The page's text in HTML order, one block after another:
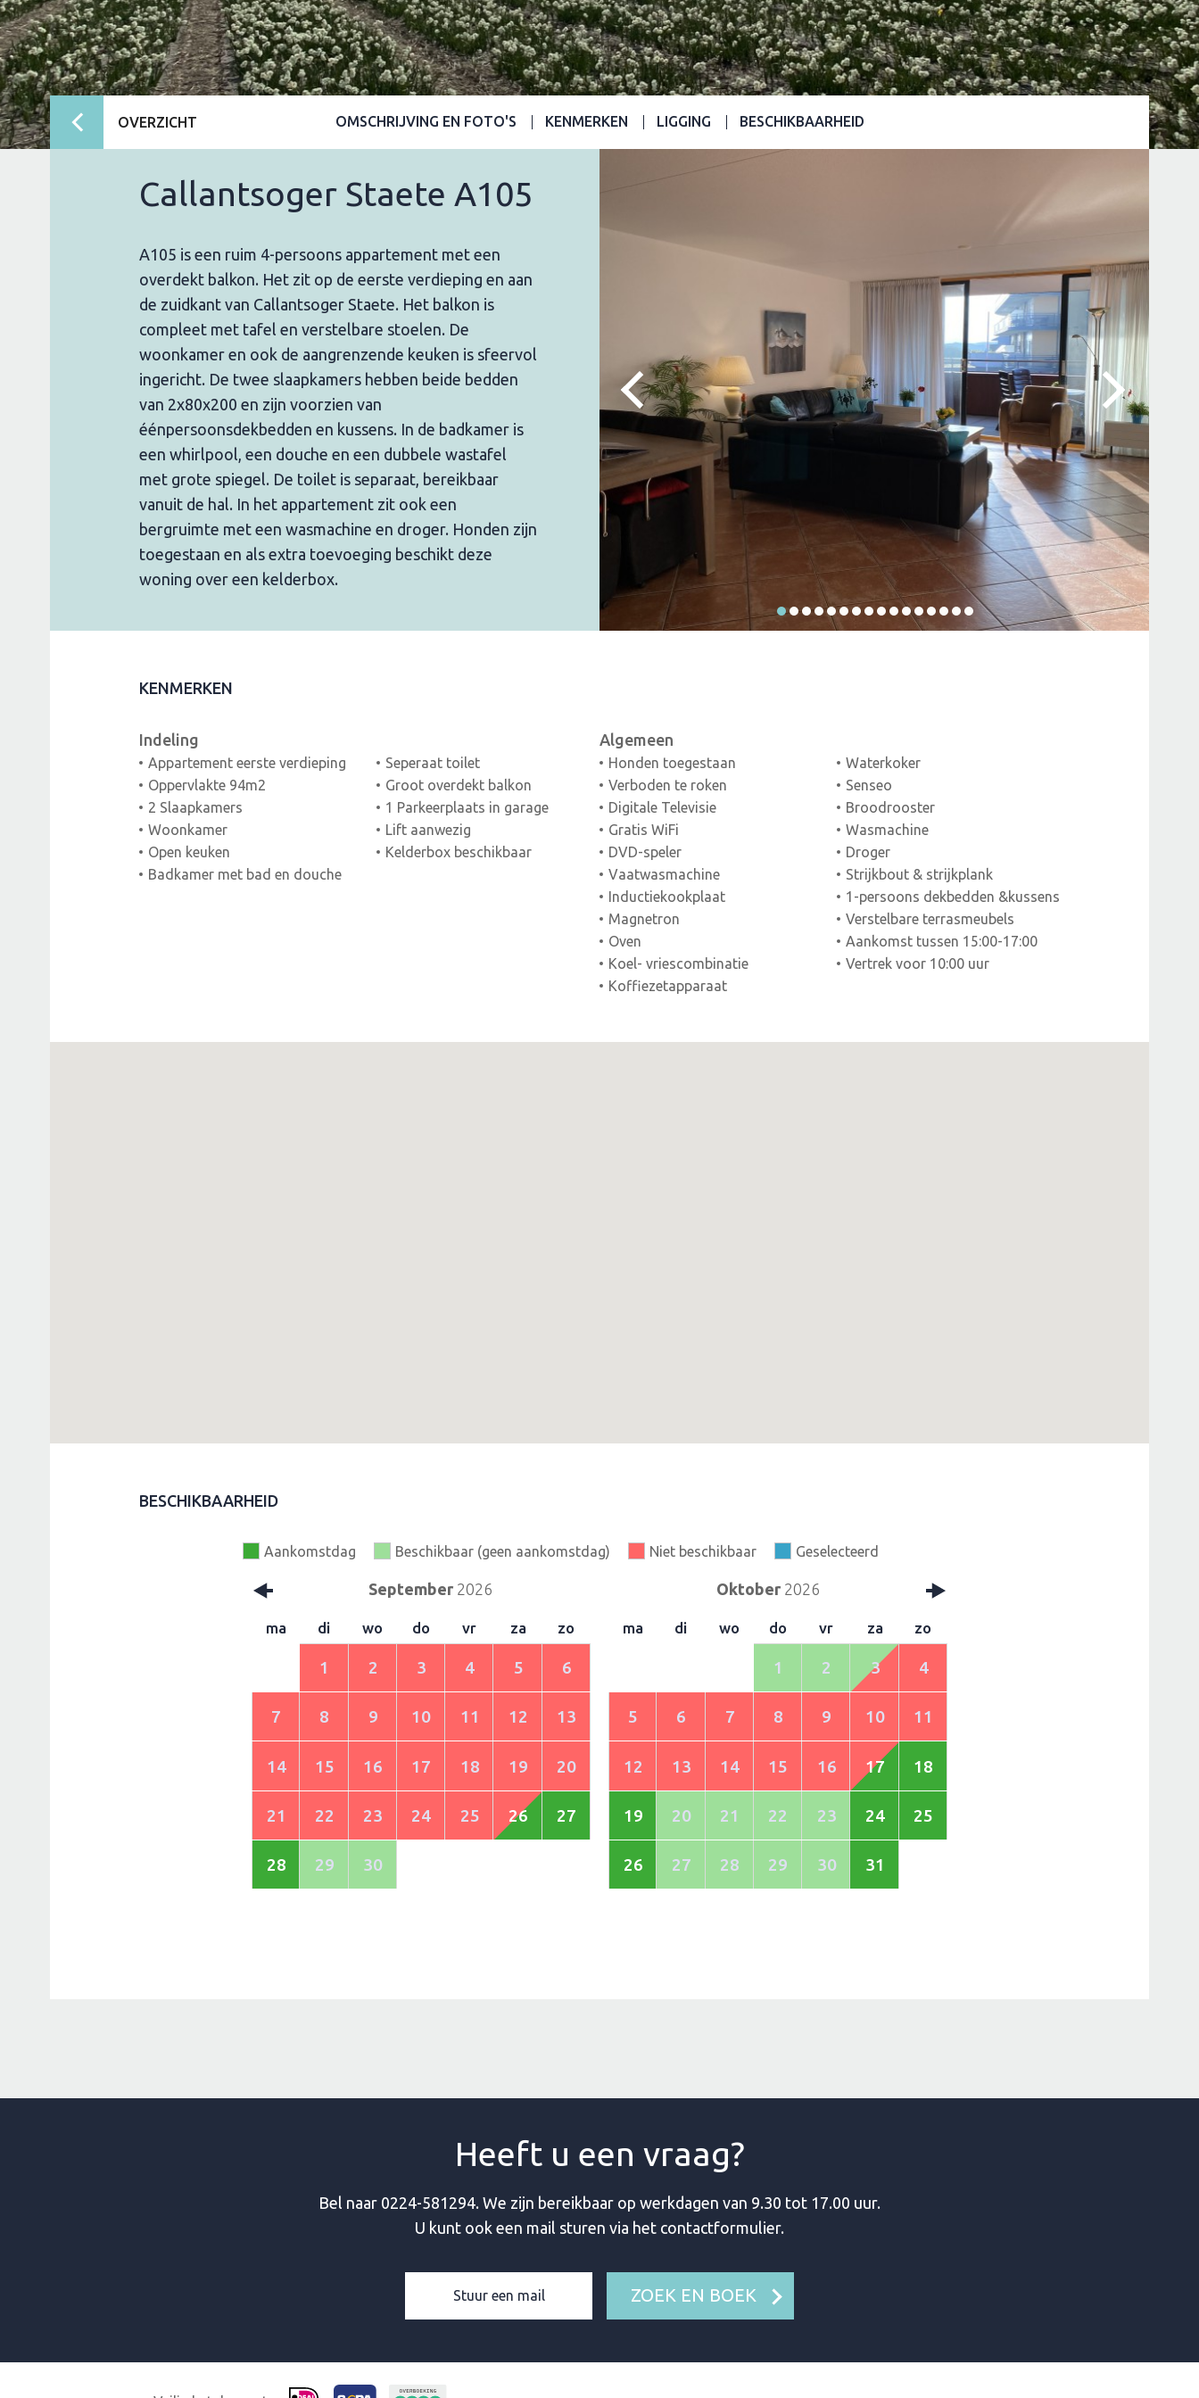
OVERZICHT OMSCHRIJVING EN FOTO'S KENMERKEN LIGGING BESCHIKBAARHEID
Callantsoger Staete A105
A105 is een ruim 4-persoons appartement met een
overdekt balkon. Het zit op de eerste verdieping en aan
de zuidkant van Callantsoger Staete. Het balkon is
compleet met tafel en verstelbare stoelen. De
woonkamer en ook de aangrenzende keuken is sfeervol
ingericht. De twee slaapkamers hebben beide bedden
van 2x80x200 en zijn voorzien van
éénpersoonsdekbedden en kussens. In de badkamer is
een whirlpool, een douche en een dubbele wastafel
met grote spiegel. De toilet is separaat, bereikbaar
vanuit de hal. In het appartement zit ook een
bergruimte met een wasmachine en droger. Honden zijn
toegestaan en als extra toevoeging beschikt deze
woning over een kelderbox.
KENMERKEN
Indeling
Appartement eerste verdieping
Oppervlakte 94m2
2 Slaapkamers
Woonkamer
Open keuken
Badkamer met bad en douche
Seperaat toilet
Groot overdekt balkon
1 Parkeerplaats in garage
Lift aanwezig
Kelderbox beschikbaar
Algemeen
Honden toegestaan
Verboden te roken
Digitale Televisie
Gratis WiFi
DVD-speler
Vaatwasmachine
Inductiekookplaat
Magnetron
Oven
Koel- vriescombinatie
Koffiezetapparaat
Waterkoker
Senseo
Broodrooster
Wasmachine
Droger
Strijkbout & strijkplank
1-persoons dekbedden &kussens
Verstelbare terrasmeubels
Aankomst tussen 15:00-17:00
Vertrek voor 10:00 uur
BESCHIKBAARHEID
Aankomstdag Beschikbaar (geen aankomstdag) Niet beschikbaar Geselecteerd
September 2026
ma di wo do vr za zo
1 2 3 4 5 6
7 8 9 10 11 12 13
14 15 16 17 18 19 20
21 22 23 24 25 26 27
28 29 30
Oktober 2026
ma di wo do vr za zo
1 2 3 4
5 6 7 8 9 10 11
12 13 14 15 16 17 18
19 20 21 22 23 24 25
26 27 28 29 30 31
Heeft u een vraag?
Bel naar 0224-581294. We zijn bereikbaar op werkdagen van 9.30 tot 17.00 uur.
U kunt ook een mail sturen via het contactformulier.
Stuur een mail ZOEK EN BOEK